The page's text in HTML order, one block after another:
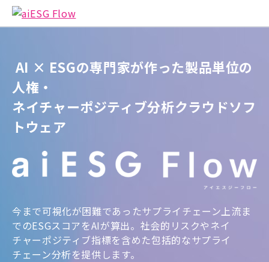
AI × ESGの専門家が作った製品単位の
人権・
ネイチャーポジティブ分析クラウドソフ
トウェア
今まで可視化が困難であったサプライチェーン上流ま
でのESGスコアをAIが算出。社会的リスクやネイ
チャーポジティブ指標を含めた包括的なサプライ
チェーン分析を提供します。